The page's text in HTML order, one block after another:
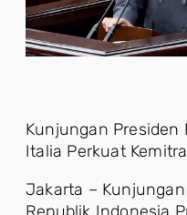
Kunjungan Presiden
Italia Perkuat
Jakarta –